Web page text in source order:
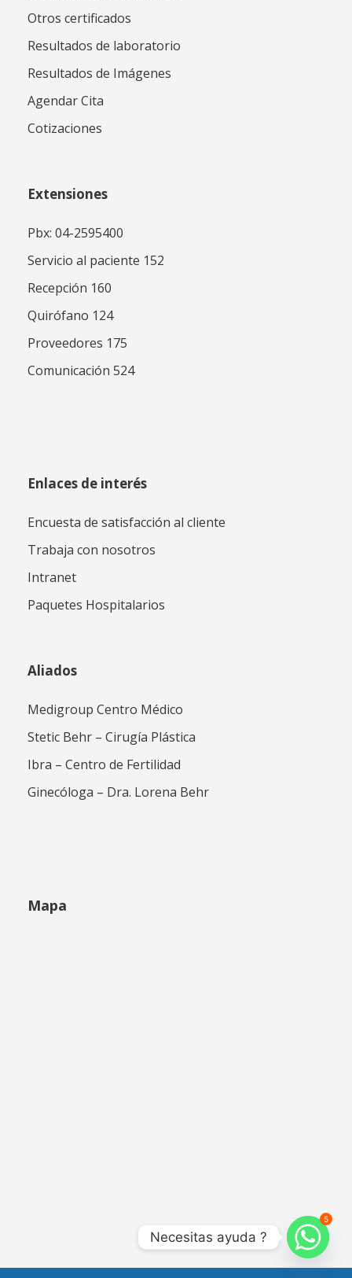
Otros certificados
Resultados de laboratorio
Resultados de Imágenes
Agendar Cita
Cotizaciones
Extensiones
Pbx: 04-2595400
Servicio al paciente 152
Recepción 160
Quirófano 124
Proveedores 175
Comunicación 524
Enlaces de interés
Encuesta de satisfacción al cliente
Trabaja con nosotros
Intranet
Paquetes Hospitalarios
Aliados
Medigroup Centro Médico
Stetic Behr – Cirugía Plástica
Ibra – Centro de Fertilidad
Ginecóloga – Dra. Lorena Behr
Mapa
5
Necesitas ayuda ?